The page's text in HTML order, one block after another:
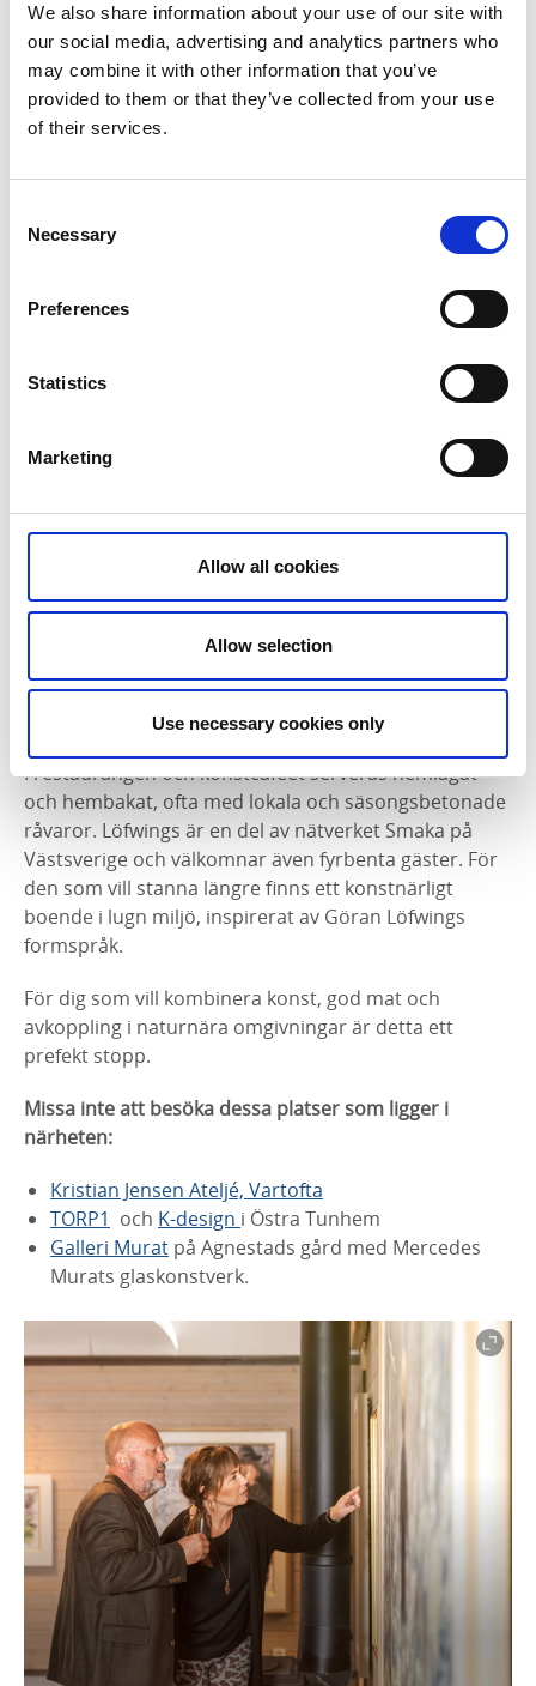
We also share information about your use of our site with
our social media, advertising and analytics partners who
may combine it with other information that you’ve
provided to them or that they’ve collected from your use
of their services.
Selection
Necessary
Preferences
Statistics
Marketing
Allow all cookies
Allow selection
Use necessary cookies only
Kueen
Konstverket Hold vid Framnäs strandpromenad
Iittala outlet vid Rörstrand Center
(På Rörstrandsområdet ligger också
Porlinsfabriken i Rörstrands gamla lokaler. Här
Svenkt tenn och offentliga utsmyckningar runt om
besökare för rundturer under särskilda
Ta en tur på stan och utforska fler av
Lidköpings
, ett tips är Rådhuskonditoriet som
stadens torg.
Krog, Hornborga
Löfwings Ateljé & Krogmöter du den
naturinspirerade konsten av Göran Löfwing, med
både pågående och färdiga verk i konsthall och ateljé.
utanför dörren och det är en plats där konst och
matupplevelser möts på ett självklart sätt.
I restaurangen och konstcaféet serveras hemlagat
och hembakat, ofta med lokala och säsongsbetonade
råvaror. Löfwings är en del av nätverket Smaka på
Västsverige och välkomnar även fyrbenta gäster. För
den som vill stanna längre finns ett konstnärligt
boende i lugn miljö, inspirerat av Göran Löfwings
formspråk.
För dig som vill kombinera konst, god mat och
avkoppling i naturnära omgivningar är detta ett
prefekt stopp.
Missa inte att besöka dessa platser som ligger i
närheten:
Kristian Jensen Ateljé, Vartofta
TORP1 och K-design i Östra Tunhem
Galleri Murat på Agnestads gård med Mercedes
Murats glaskonstverk.